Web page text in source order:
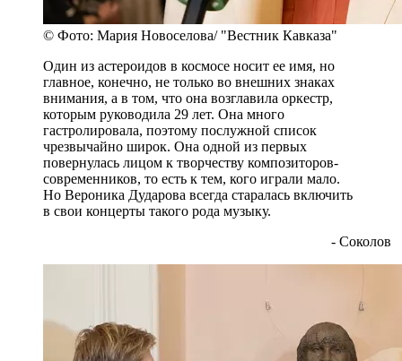
© Фото: Мария Новоселова/ "Вестник Кавказа"
Один из астероидов в космосе носит ее имя, но
главное, конечно, не только во внешних знаках
внимания, а в том, что она возглавила оркестр,
которым руководила 29 лет. Она много
гастролировала, поэтому послужной список
чрезвычайно широк. Она одной из первых
повернулась лицом к творчеству композиторов-
современников, то есть к тем, кого играли мало.
Но Вероника Дударова всегда старалась включить
в свои концерты такого рода музыку.
- Соколов